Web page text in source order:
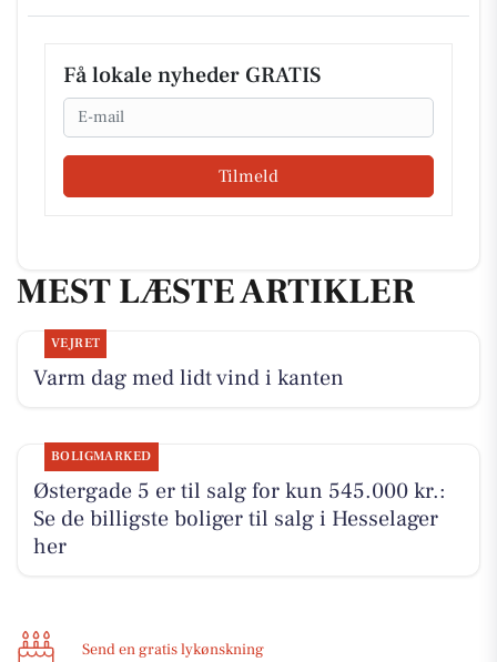
Få lokale nyheder GRATIS
Email
Tilmeld
MEST LÆSTE ARTIKLER
VEJRET
Varm dag med lidt vind i kanten
BOLIGMARKED
Østergade 5 er til salg for kun 545.000 kr.:
Se de billigste boliger til salg i Hesselager
her
Send en gratis lykønskning